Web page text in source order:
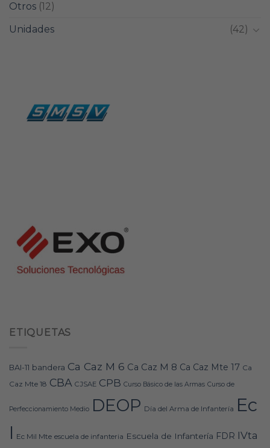
Otros (12)
Unidades
(42)
ETIQUETAS
BAI-11 bandera Ca Caz M 6 Ca Caz M 8 Ca Caz Mte 17 Ca
Caz Mte 18 CBA CJSAE CPB Curso Básico de las Armas Curso de
Perfeccionamiento Medio DEOP Día del Arma de Infantería Ec
I Ec Mil Mte escuela de infanteria Escuela de Infantería FDR IVta